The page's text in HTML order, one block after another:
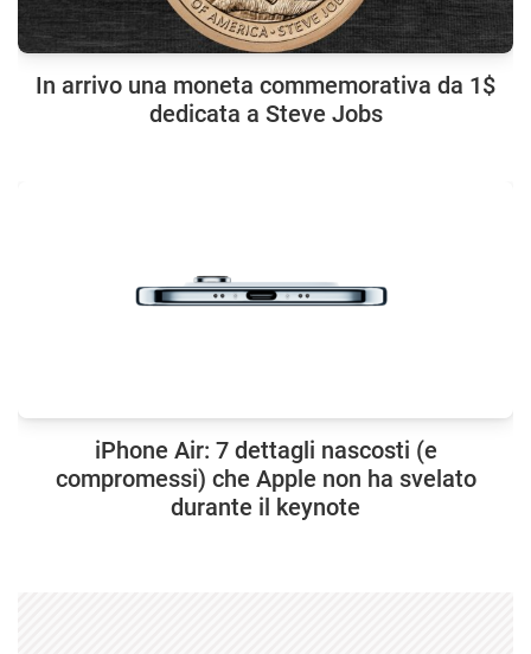
In arrivo una moneta commemorativa da 1$
dedicata a Steve Jobs
iPhone Air: 7 dettagli nascosti (e
compromessi) che Apple non ha svelato
durante il keynote